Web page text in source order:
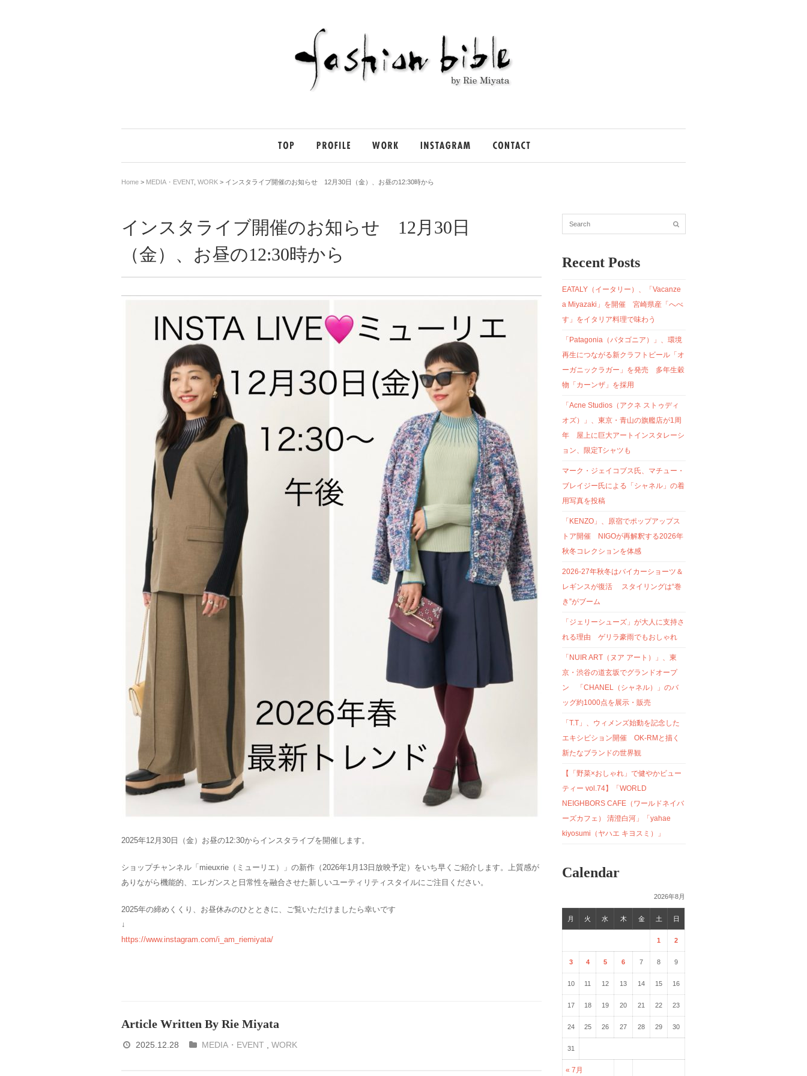
Home > MEDIA・EVENT, WORK > インスタライブ開催のお知らせ 12月30日（金）、お昼の12:30時から
インスタライブ開催のお知らせ 12月30日
（金）、お昼の12:30時から
2025年12月30日（金）お昼の12:30からインスタライブを開催します。
ショップチャンネル「mieuxrie（ミューリエ）」の新作（2026年1月13日放映予定）をいち早くご紹介します。上質感が
ありながら機能的、エレガンスと日常性を融合させた新しいユーティリティスタイルにご注目ください。
2025年の締めくくり、お昼休みのひとときに、ご覧いただけましたら幸いです
↓
https://www.instagram.com/i_am_riemiyata/
Article Written By Rie Miyata
2025.12.28 MEDIA・EVENT WORK
Recent Posts
EATALY（イータリー）、「Vacanze
a Miyazaki」を開催 宮崎県産「へべ
す」をイタリア料理で味わう
「Patagonia（パタゴニア）」、環境
再生につながる新クラフトビール「オ
ーガニックラガー」を発売 多年生穀
物「カーンザ」を採用
「Acne Studios（アクネ ストゥディ
オズ）」、東京・青山の旗艦店が1周
年 屋上に巨大アートインスタレーシ
ョン、限定Tシャツも
マーク・ジェイコブス氏、マチュー・
ブレイジー氏による「シャネル」の着
用写真を投稿
「KENZO」、原宿でポップアップス
トア開催 NIGOが再解釈する2026年
秋冬コレクションを体感
2026-27年秋冬はバイカーショーツ＆
レギンスが復活 スタイリングは“巻
き”がブーム
「ジェリーシューズ」が大人に支持さ
れる理由 ゲリラ豪雨でもおしゃれ
「NUIR ART（ヌア アート）」、東
京・渋谷の道玄坂でグランドオープ
ン 「CHANEL（シャネル）」のバ
ッグ約1000点を展示・販売
「T.T」、ウィメンズ始動を記念した
エキシビション開催 OK-RMと描く
新たなブランドの世界観
【「野菜×おしゃれ」で健やかビュー
ティー vol.74】「WORLD
NEIGHBORS CAFE（ワールドネイバ
ーズカフェ） 清澄白河」「yahae
kiyosumi（ヤハエ キヨスミ）」
Calendar
2026年8月
月 火 水 木 金 土 日
« 7月
1 2
3 4 5 6 7 8 9
10 11 12 13 14 15 16
17 18 19 20 21 22 23
24 25 26 27 28 29 30
31